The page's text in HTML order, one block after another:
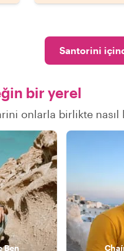
Santorini
bir yerel
onlarla birlikte
Ben